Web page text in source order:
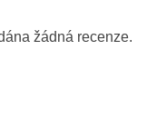
žádná recenze.